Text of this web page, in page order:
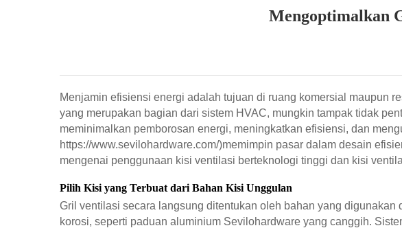
Mengoptimalkan
Menjamin efisiensi energi adalah tujuan di ruang komersial maupun
yang merupakan bagian dari sistem HVAC, mungkin tampak tidak
meminimalkan pemborosan energi, meningkatkan efisiensi, dan
https://www.sevilohardware.com/)memimpin pasar dalam desain
mengenai penggunaan kisi ventilasi berteknologi tinggi dan kisi
Pilih Kisi yang Terbuat dari Bahan Kisi Unggulan
Gril ventilasi secara langsung ditentukan oleh bahan yang
korosi, seperti paduan aluminium Sevilohardware yang canggih.